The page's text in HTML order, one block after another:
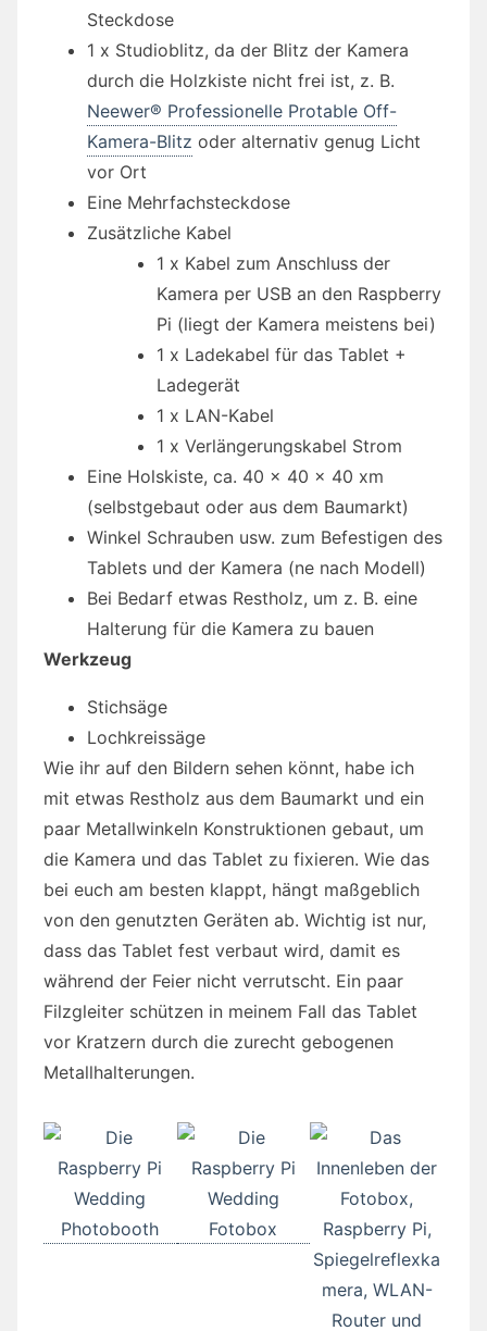
Steckdose
1 x Studioblitz, da der Blitz der Kamera
durch die Holzkiste nicht frei ist, z. B.
Neewer® Professionelle Protable Off-
Kamera-Blitz oder alternativ genug Licht
vor Ort
Eine Mehrfachsteckdose
Zusätzliche Kabel
1 x Kabel zum Anschluss der
Kamera per USB an den Raspberry
Pi (liegt der Kamera meistens bei)
1 x Ladekabel für das Tablet +
Ladegerät
1 x LAN-Kabel
1 x Verlängerungskabel Strom
Eine Holskiste, ca. 40 x 40 x 40 xm
(selbstgebaut oder aus dem Baumarkt)
Winkel Schrauben usw. zum Befestigen des
Tablets und der Kamera (ne nach Modell)
Bei Bedarf etwas Restholz, um z. B. eine
Halterung für die Kamera zu bauen
Werkzeug
Stichsäge
Lochkreissäge
Wie ihr auf den Bildern sehen könnt, habe ich
mit etwas Restholz aus dem Baumarkt und ein
paar Metallwinkeln Konstruktionen gebaut, um
die Kamera und das Tablet zu fixieren. Wie das
bei euch am besten klappt, hängt maßgeblich
von den genutzten Geräten ab. Wichtig ist nur,
dass das Tablet fest verbaut wird, damit es
während der Feier nicht verrutscht. Ein paar
Filzgleiter schützen in meinem Fall das Tablet
vor Kratzern durch die zurecht gebogenen
Metallhalterungen.